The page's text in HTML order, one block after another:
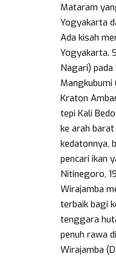
Mataram
Yogyakarta
Ada kisah
Yogyakarta.
Nagari) pada
Mangkubumi
Kraton
tepi Kali
ke arah
kedatonnya,
pencari ikan
Nitinegoro,
Wirajamba
terbaik bagi
tenggara
penuh rawa
Wirajamba